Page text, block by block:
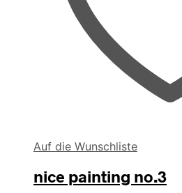
Auf die Wunschliste
nice painting no.3